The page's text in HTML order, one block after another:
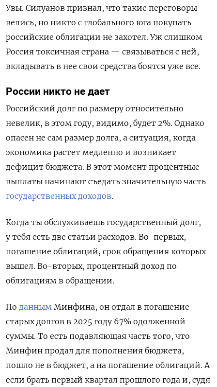
Увы. Силуанов признал, что такие переговоры
велись, но никто с глобального юга покупать
российские облигации не захотел. Уж слишком
Россия токсичная страна — связываться с ней,
вкладывать в нее свои средства боятся уже все.
России никто не дает
Российский долг по размеру относительно
невелик, в этом году, видимо, будет 2%. Однако
опасен не сам размер долга, а ситуация, когда
экономика растет медленно и возникает
дефицит бюджета. В этот момент процентные
выплаты начинают съедать значительную часть
государственных доходов.
Когда ты обслуживаешь государственный долг,
у тебя есть две статьи расходов. Во-первых,
погашение облигаций, срок обращения которых
вышел. Во-вторых, процентный доход по
облигациям в обращении.
По данным Минфина, он отдал в погашение
старых долгов в 2025 году 67% одолженной
суммы. То есть подавляющая часть того, что
Минфин продал для пополнения бюджета,
пошло не в бюджет, а на погашение облигаций. А
если брать первый квартал прошлого года и, судя